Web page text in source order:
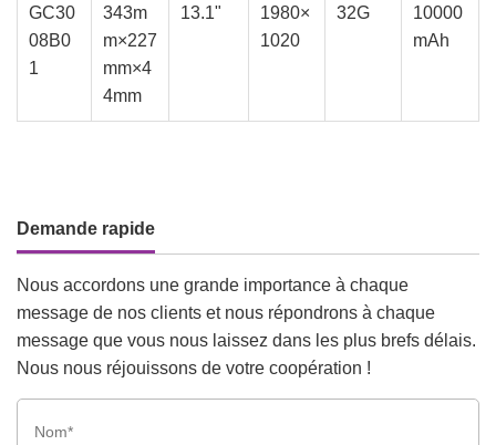
GC30
08B0
1
343m
m×227
mm×4
4mm
13.1"
1980×
1020
32G
10000
mAh
Demande rapide
Nous accordons une grande importance à chaque
message de nos clients et nous répondrons à chaque
message que vous nous laissez dans les plus brefs délais.
Nous nous réjouissons de votre coopération !